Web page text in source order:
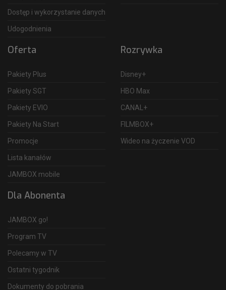
Dostęp i wykorzystanie danych
Udogodnienia
Oferta
Pakiety Plus
Pakiety SGT
Pakiety EVIO
Pakiety Na Start
Promocje
Lista kanałów
JAMBOX mobile
Rozrywka
Disney+
HBO Max
CANAL+
FILMBOX+
Wideo na życzenie VOD
Dla Abonenta
JAMBOX go!
Program TV
Polecamy w TV
Ostatni tygodnik
Dokumenty do pobrania